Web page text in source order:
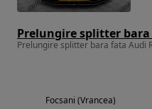
Focsani (Vrancea)